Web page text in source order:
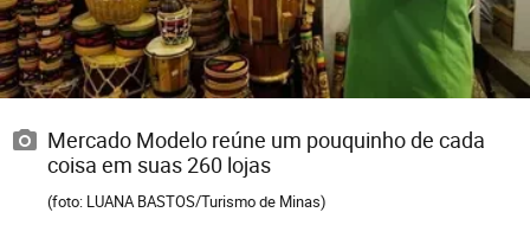
Mercado Modelo reúne um pouquinho de cada
coisa em suas 260 lojas
(foto: LUANA BASTOS/Turismo de Minas)